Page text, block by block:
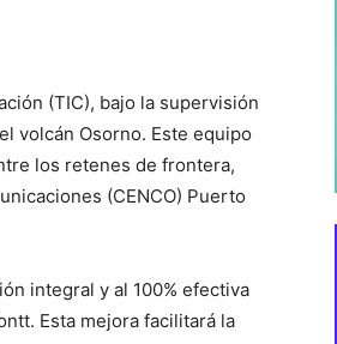
(TIC), bajo la supervisión
volcán Osorno. Este equipo
los retenes de frontera,
(CENCO) Puerto
integral y al 100% efectiva
Esta mejora facilitará la